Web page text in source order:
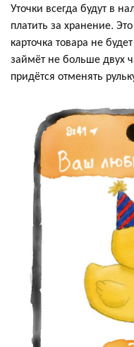
Уточки всегда будут в
платить за хранение.
карточка товара не
займёт не больше двух
придётся отменять